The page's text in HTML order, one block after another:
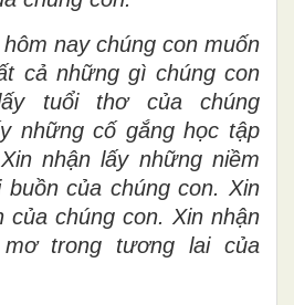
nay chúng con muốn
cả những gì chúng con
tuổi thơ của chúng
những cố gắng học tập
nhận lấy những niềm
của chúng con. Xin
của chúng con. Xin nhận
trong tương lai của